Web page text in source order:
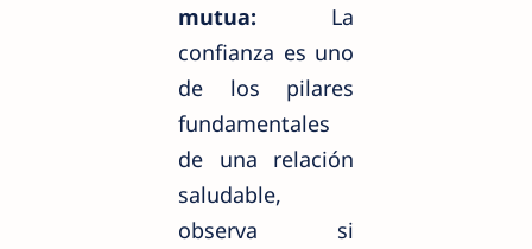
mutua: La
confianza es uno
de los pilares
fundamentales
de una relación
saludable,
observa si